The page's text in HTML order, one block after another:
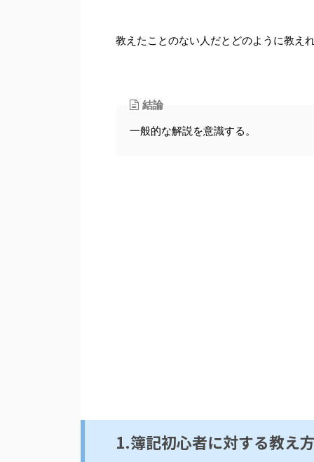
教えたことのない人だとどのように教え
結論
一般的な解説を意識する。
1.簿記初心者に対する教え